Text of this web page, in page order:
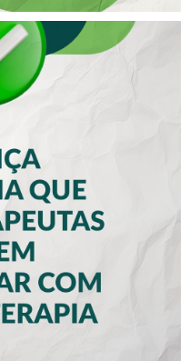
PODEM
COM